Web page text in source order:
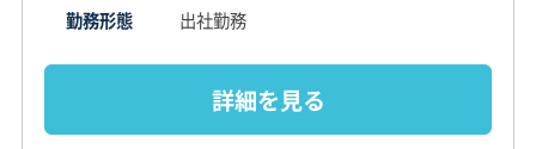
勤務形態
出社勤務
詳細を見る